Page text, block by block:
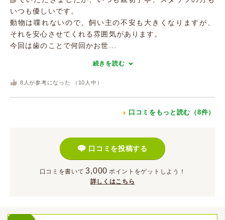
いつも優しいです。
動物は喋れないので、飼い主の不安も大きくなりますが、
それを安心させてくれる雰囲気があります。
今回は歯のことで何回かお世...
続きを読む
8 人が参考になった （ 10 人中）
口コミをもっと読む（8件）
口コミを投稿する
口コミを書いて 3,000 ポイント をゲットしよう！
詳しくはこちら